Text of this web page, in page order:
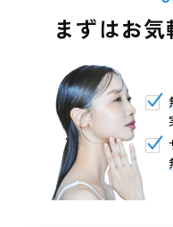
まずはお